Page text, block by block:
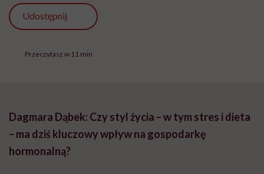
Udostępnij
Przeczytasz w 11 min
Dagmara Dąbek: Czy styl życia – w tym stres i dieta
– ma dziś kluczowy wpływ na gospodarkę
hormonalną?